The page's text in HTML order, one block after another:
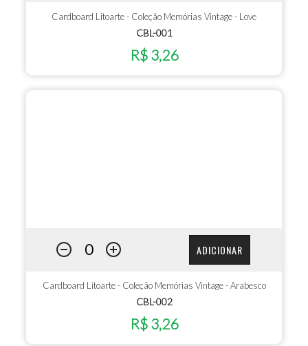
Cardboard Litoarte - Coleção Memórias Vintage - Love
CBL-001
R$ 3,26
ADICIONAR
Cardboard Litoarte - Coleção Memórias Vintage - Arabesco
CBL-002
R$ 3,26